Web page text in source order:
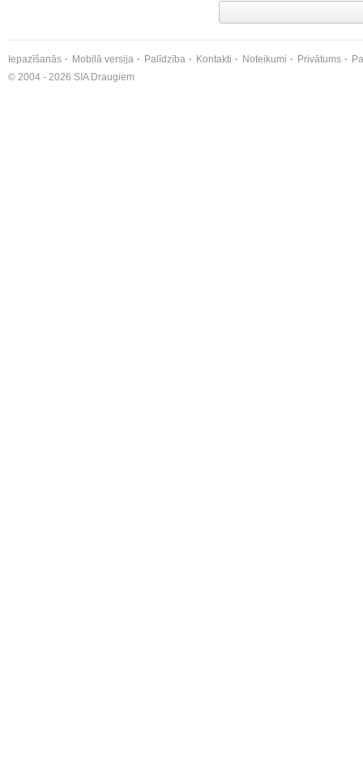
Iepazīšanās Mobilā versija Palīdzība Kontakti Noteikumi Privātums
© 2004 - 2026 SIA Draugiem